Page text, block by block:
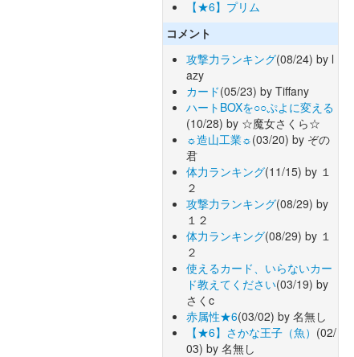
【★6】プリム
コメント
攻撃力ランキング(08/24) by l
azy
カード(05/23) by Tiffany
ハートBOXを○○ぷよに変える
(10/28) by ☆魔女さくら☆
☼造山工業☼(03/20) by ぞの
君
体力ランキング(11/15) by １
２
攻撃力ランキング(08/29) by
１２
体力ランキング(08/29) by １
２
使えるカード、いらないカー
ド教えてください(03/19) by
さくc
赤属性★6(03/02) by 名無し
【★6】さかな王子（魚） (02/
03) by 名無し